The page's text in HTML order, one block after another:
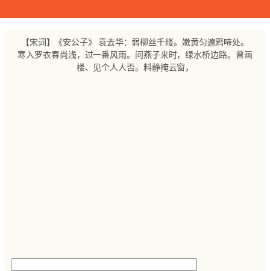
【宋词】《安公子》 袁去华：弱柳丝千缕。嫩黄匀遍鸦啼处。
寒入罗衣春尚浅，过一番风雨。问燕子来时，绿水桥边路。曾画
楼、见个人人否。料静掩云窗，